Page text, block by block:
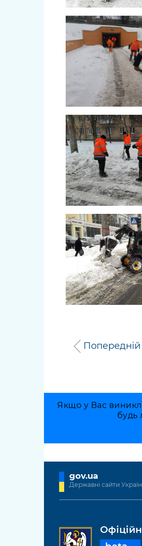
Попередній
Якщо у Вас
будь
gov.ua
Державні сайти